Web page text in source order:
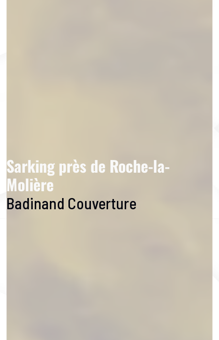
Sarking près de Roche-la-
Molière
Badinand Couverture